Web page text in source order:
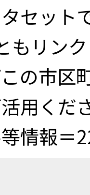
セット
もリン
の市区
用くだ
情報＝